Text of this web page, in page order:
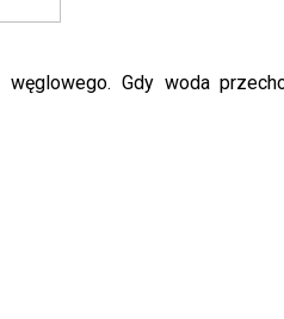
Gdy woda